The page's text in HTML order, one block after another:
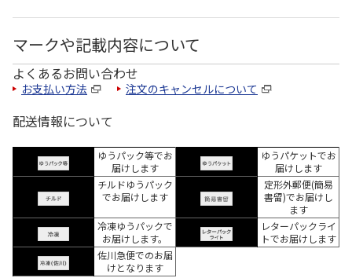
マークや記載内容について
よくあるお問い合わせ
お支払い方法 注文のキャンセルについて
配送情報について
ゆうパック等でお
届けします
ゆうパケットでお
届けします
チルドゆうパック
でお届けします
定形外郵便(簡易
書留)でお届けし
ます
冷凍ゆうパックで
お届けします。
レターパックライ
トでお届けします
佐川急便でのお届
けとなります